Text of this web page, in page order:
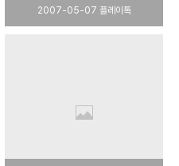
2007-05-07 플레이톡